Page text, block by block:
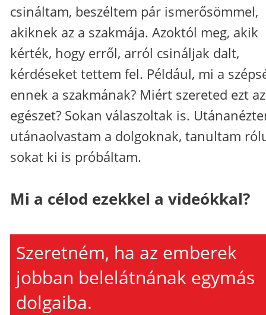
csináltam, beszéltem pár ismerősömmel,
akiknek az a szakmája. Azoktól meg, akik
kérték, hogy erről, arról csináljak dalt,
kérdéseket tettem fel. Például, mi a
ennek a szakmának? Miért szereted ezt az
egészet? Sokan válaszoltak is.
utánaolvastam a dolgoknak, tanultam
sokat ki is próbáltam.
Mi a célod ezekkel a videókkal?
Szeretném, ha az emberek
jobban belelátnának egymás
dolgaiba.